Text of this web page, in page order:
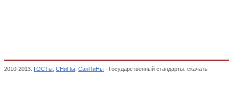
2010-2013. ГОСТы СНиПы СанПиНы - Государственный стандарты. скачать